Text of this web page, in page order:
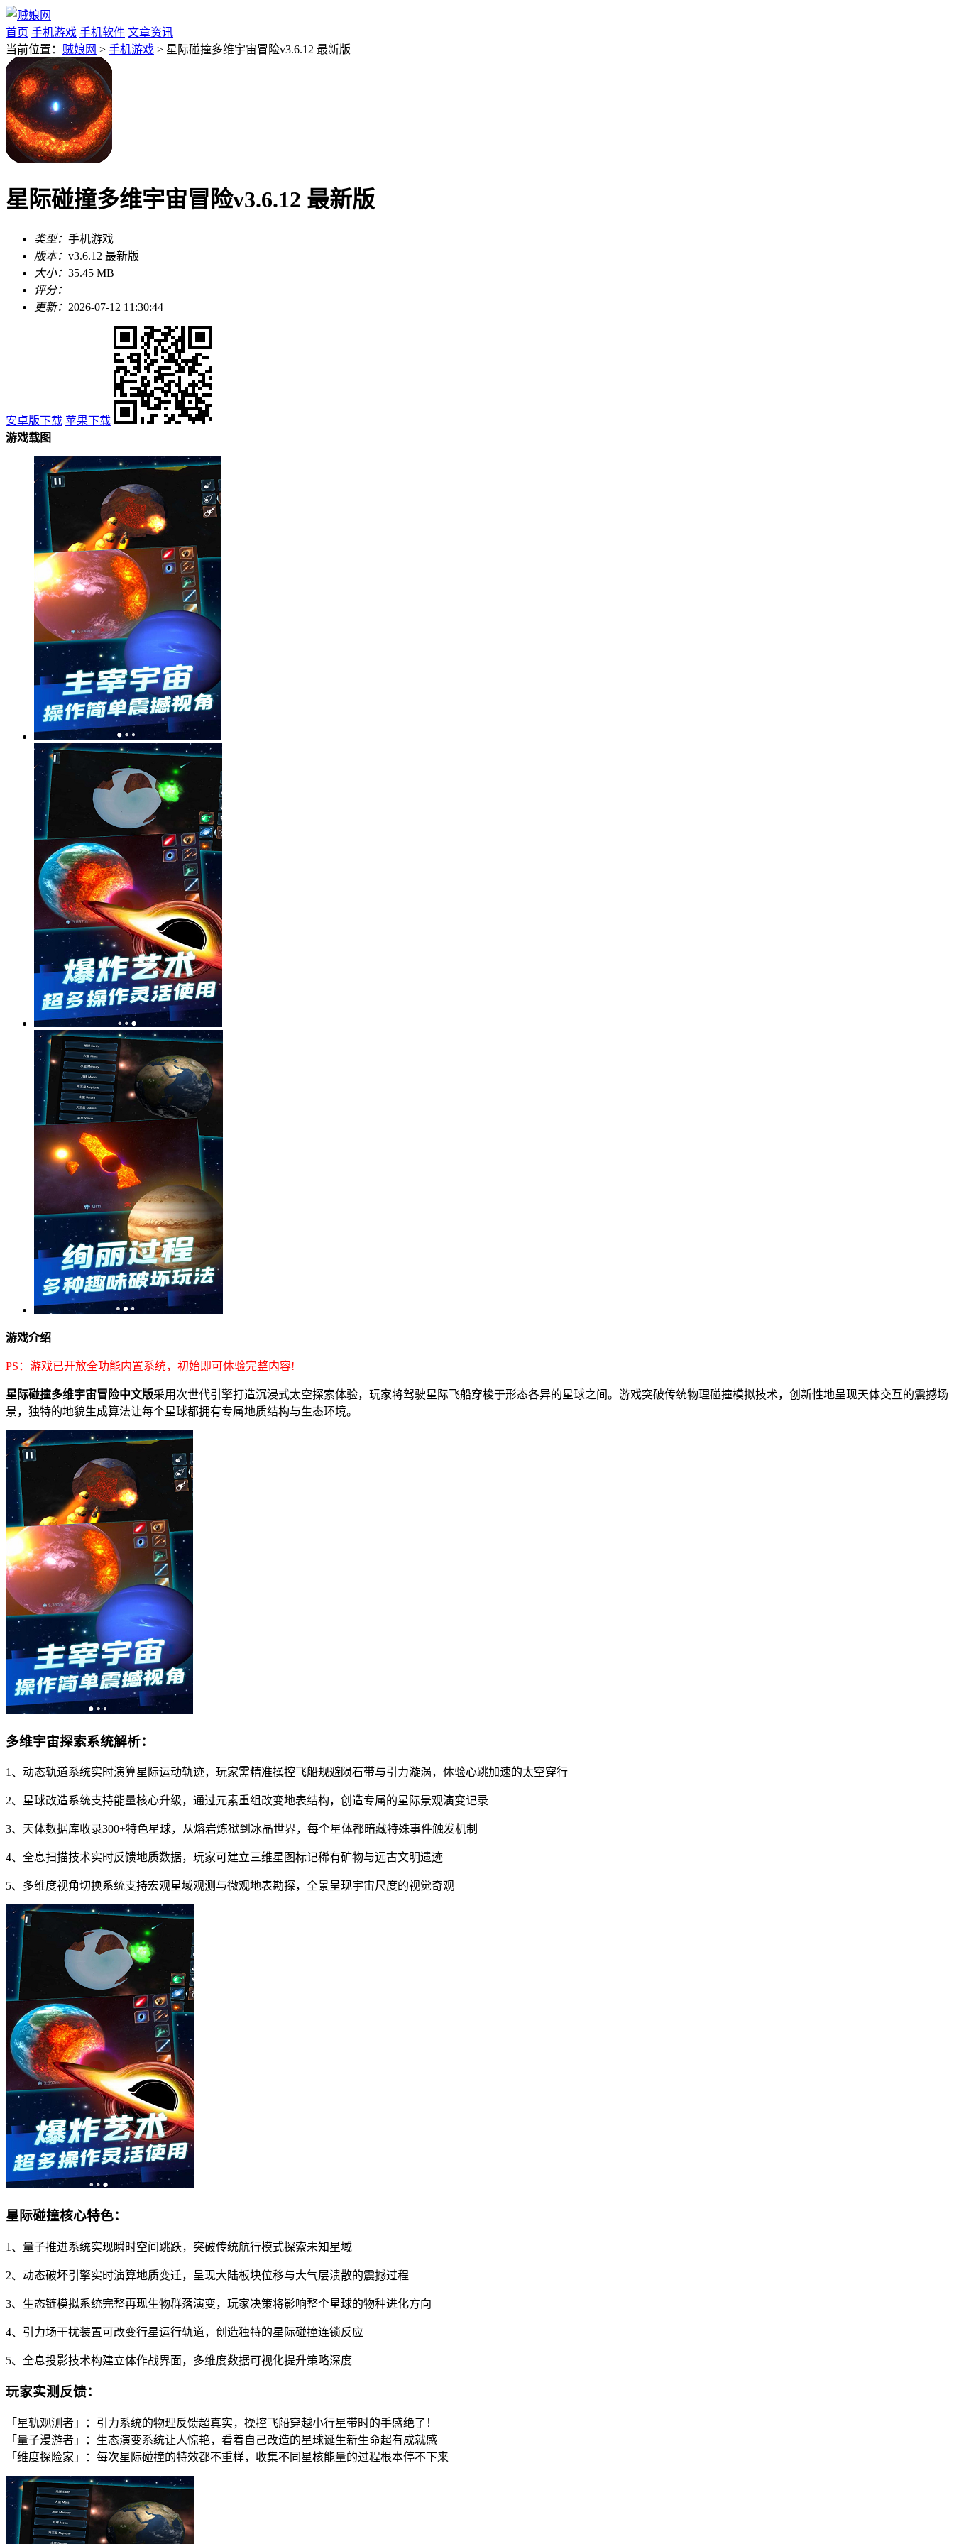
首页 手机游戏 手机软件 文章资讯
当前位置： 贼娘网 > 手机游戏 > 星际碰撞多维宇宙冒险v3.6.12 最新版
星际碰撞多维宇宙冒险v3.6.12 最新版
类型： 手机游戏
版本： v3.6.12 最新版
大小： 35.45 MB
评分：
更新： 2026-07-12 11:30:44
安卓版下载 苹果下载
游戏载图
游戏介绍
PS：游戏已开放全功能内置系统，初始即可体验完整内容!
星际碰撞多维宇宙冒险中文版采用次世代引擎打造沉浸式太空探索体验，玩家将驾驶星际飞船穿梭于形态各异的星球之间。游戏突破传统物理碰撞模拟技术，创新性地呈现天体交互的震撼场
景，独特的地貌生成算法让每个星球都拥有专属地质结构与生态环境。
多维宇宙探索系统解析：
1、动态轨道系统实时演算星际运动轨迹，玩家需精准操控飞船规避陨石带与引力漩涡，体验心跳加速的太空穿行
2、星球改造系统支持能量核心升级，通过元素重组改变地表结构，创造专属的星际景观演变记录
3、天体数据库收录300+特色星球，从熔岩炼狱到冰晶世界，每个星体都暗藏特殊事件触发机制
4、全息扫描技术实时反馈地质数据，玩家可建立三维星图标记稀有矿物与远古文明遗迹
5、多维度视角切换系统支持宏观星域观测与微观地表勘探，全景呈现宇宙尺度的视觉奇观
星际碰撞核心特色：
1、量子推进系统实现瞬时空间跳跃，突破传统航行模式探索未知星域
2、动态破坏引擎实时演算地质变迁，呈现大陆板块位移与大气层溃散的震撼过程
3、生态链模拟系统完整再现生物群落演变，玩家决策将影响整个星球的物种进化方向
4、引力场干扰装置可改变行星运行轨道，创造独特的星际碰撞连锁反应
5、全息投影技术构建立体作战界面，多维度数据可视化提升策略深度
玩家实测反馈：
「星轨观测者」：引力系统的物理反馈超真实，操控飞船穿越小行星带时的手感绝了！
「量子漫游者」：生态演变系统让人惊艳，看着自己改造的星球诞生新生命超有成就感
「维度探险家」：每次星际碰撞的特效都不重样，收集不同星核能量的过程根本停不下来